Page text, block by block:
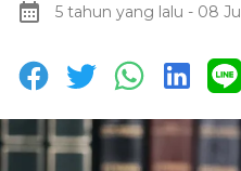
5 tahun yang lalu - 08